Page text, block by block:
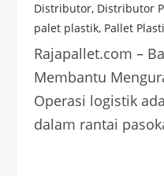
Distributor, Distributor
palet plastik, Pallet
Rajapallet.com –
Membantu
Operasi logistik
dalam rantai